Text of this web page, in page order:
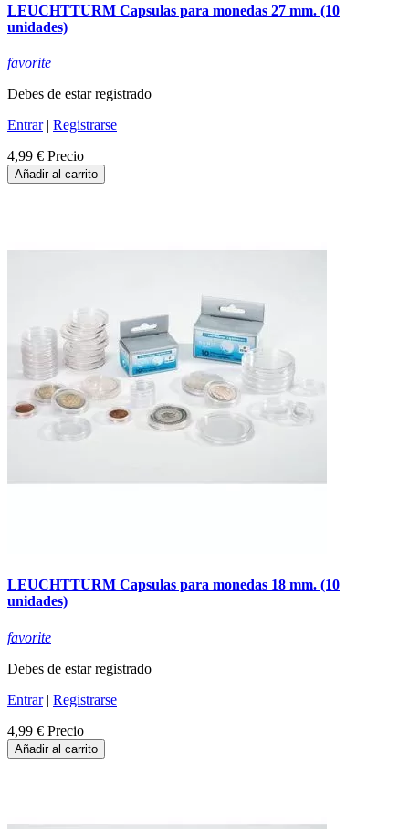
LEUCHTTURM Capsulas para monedas 27 mm. (10
unidades)
favorite
Debes de estar registrado
Entrar| Registrarse
4,99 € Precio
Añadir al carrito
LEUCHTTURM Capsulas para monedas 18 mm. (10
unidades)
favorite
Debes de estar registrado
Entrar| Registrarse
4,99 € Precio
Añadir al carrito